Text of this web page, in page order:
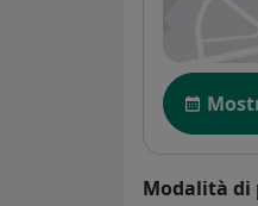
Modalità di